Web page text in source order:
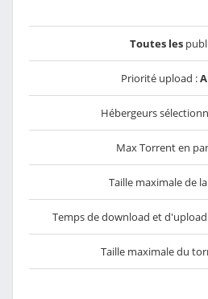
Toutes les
Priorité upload :
Hébergeurs
Max Torrent en
Taille maximale de
Temps de download et
Taille maximale du